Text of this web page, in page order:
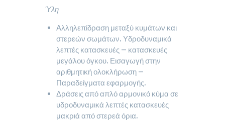
Ύλη
Αλληλεπίδραση μεταξύ κυμάτων και
στερεών σωμάτων. Υδροδυναμικά
λεπτές κατασκευές – κατασκευές
μεγάλου όγκου. Εισαγωγή στην
αριθμητική ολοκλήρωση –
Παραδείγματα εφαρμογής.
Δράσεις από απλό αρμονικό κύμα σε
υδροδυναμικά λεπτές κατασκευές
μακριά από στερεά όρια.